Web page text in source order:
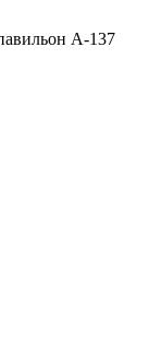
А-137